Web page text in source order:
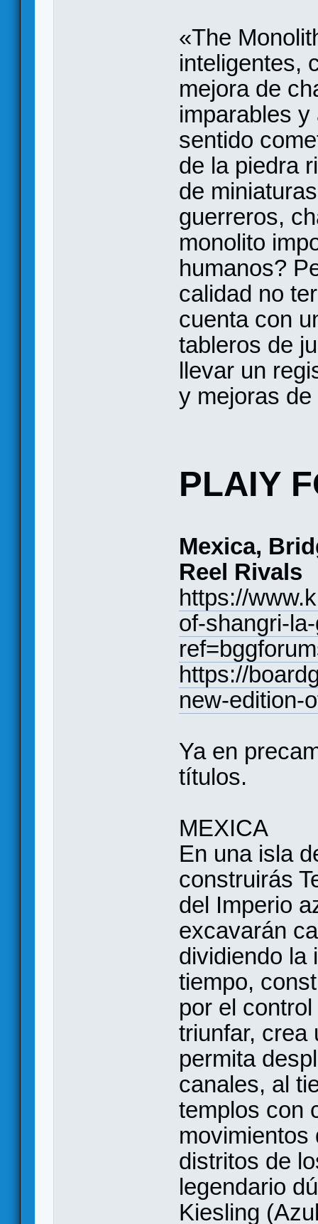
«The
inteligentes,
mejora de
imparables
sentido
de la piedra
de
guerreros,
monolito
humanos?
calidad no
cuenta con
tableros de
llevar un
y mejoras
PLAIY
Mexica,
Reel Rivals
https://
of-shangri-
https://
new-edition-
Ya en
títulos.
MEXICA
En una isla
construirás
del Imperio
excavarán
dividiendo la
tiempo,
por el
triunfar, crea
permita
canales, al
templos con
movimientos
distritos de
legendario
Kiesling